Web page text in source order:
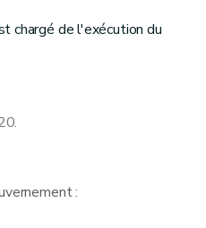
chargé de l'exécution du
: